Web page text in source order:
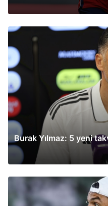
Burak Yılmaz: 5 yeni